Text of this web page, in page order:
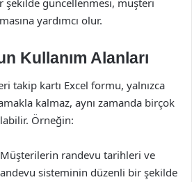
yardımcı olur.
Kullanım Alanları
takip kartı Excel formu, yalnızca
kalmaz, aynı zamanda birçok
Örneğin:
randevu tarihleri ve
sisteminin düzenli bir şekilde